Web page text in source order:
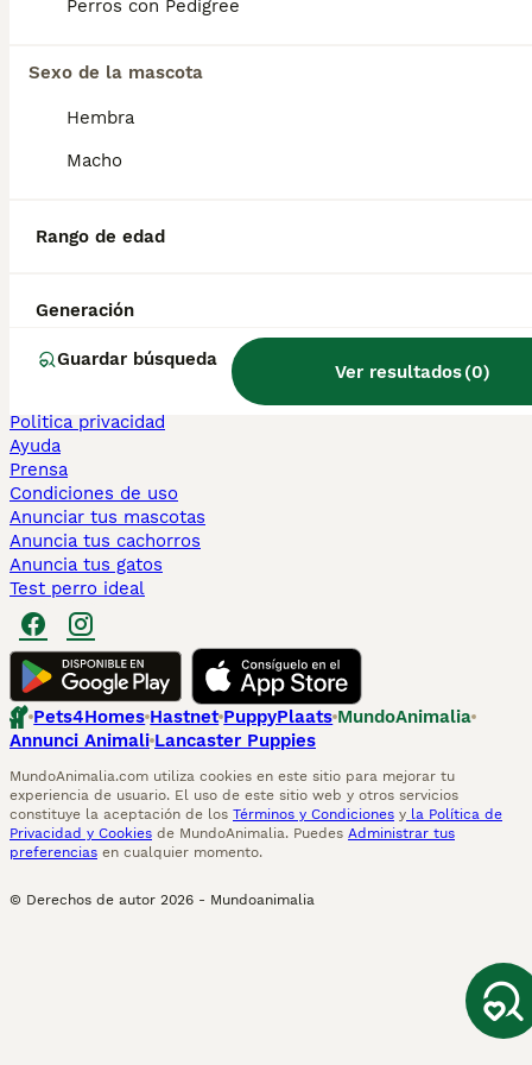
Perros con Pedigree
Sexo de la mascota
Hembra
Macho
Rango de edad
Generación
Guardar búsqueda
Ver resultados(0)
Sphynx en venta
Maine Coon en venta
Persa en venta
Teckel en Barcelona
Chihuahua en Sevilla
Perros en adopcion
Información
Politica privacidad
Ayuda
Prensa
Condiciones de uso
Anunciar tus mascotas
Anuncia tus cachorros
Anuncia tus gatos
Test perro ideal
Pets4Homes Hastnet PuppyPlaats MundoAnimalia
Annunci Animali Lancaster Puppies
MundoAnimalia.com utiliza cookies en este sitio para mejorar tu
experiencia de usuario. El uso de este sitio web y otros servicios
constituye la aceptación de los Términos y Condiciones y la Política de
Privacidad y Cookies de MundoAnimalia. Puedes Administrar tus
preferencias en cualquier momento.
© Derechos de autor 2026 - Mundoanimalia